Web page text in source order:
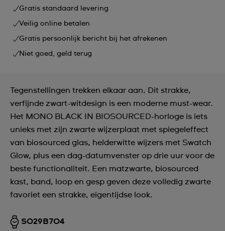
Gratis standaard levering
Veilig online betalen
Gratis persoonlijk bericht bij het afrekenen
Niet goed, geld terug
Tegenstellingen trekken elkaar aan. Dit strakke,
verfijnde zwart-witdesign is een moderne must-wear.
Het MONO BLACK IN BIOSOURCED-horloge is iets
unieks met zijn zwarte wijzerplaat met spiegeleffect
van biosourced glas, helderwitte wijzers met Swatch
Glow, plus een dag-datumvenster op drie uur voor de
beste functionaliteit. Een matzwarte, biosourced
kast, band, loop en gesp geven deze volledig zwarte
favoriet een strakke, eigentijdse look.
SO29B704